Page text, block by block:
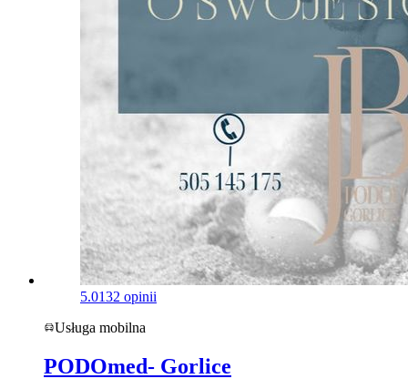
5.0132 opinii
Usługa mobilna
PODOmed- Gorlice